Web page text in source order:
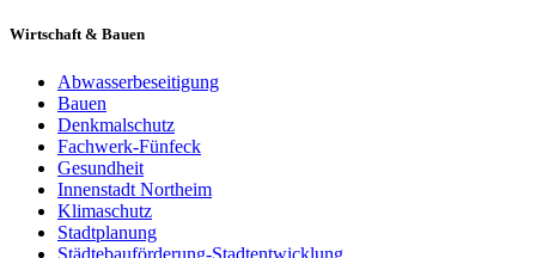
Wirtschaft & Bauen
Abwasserbeseitigung
Bauen
Denkmalschutz
Fachwerk-Fünfeck
Gesundheit
Innenstadt Northeim
Klimaschutz
Stadtplanung
Städtebauförderung-Stadtentwicklung